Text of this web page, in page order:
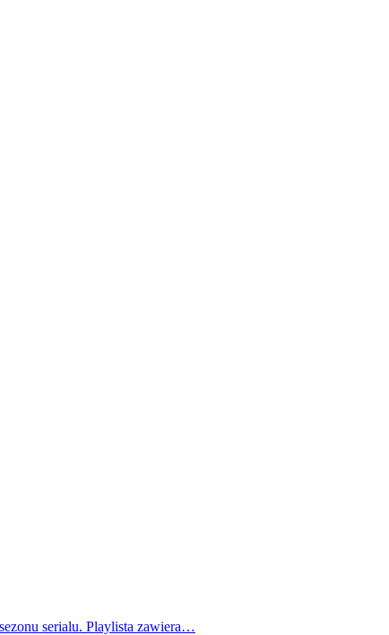
serialu. Playlista zawiera…